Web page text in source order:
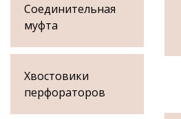
Соединительная
муфта
Хвостовики
перфораторов